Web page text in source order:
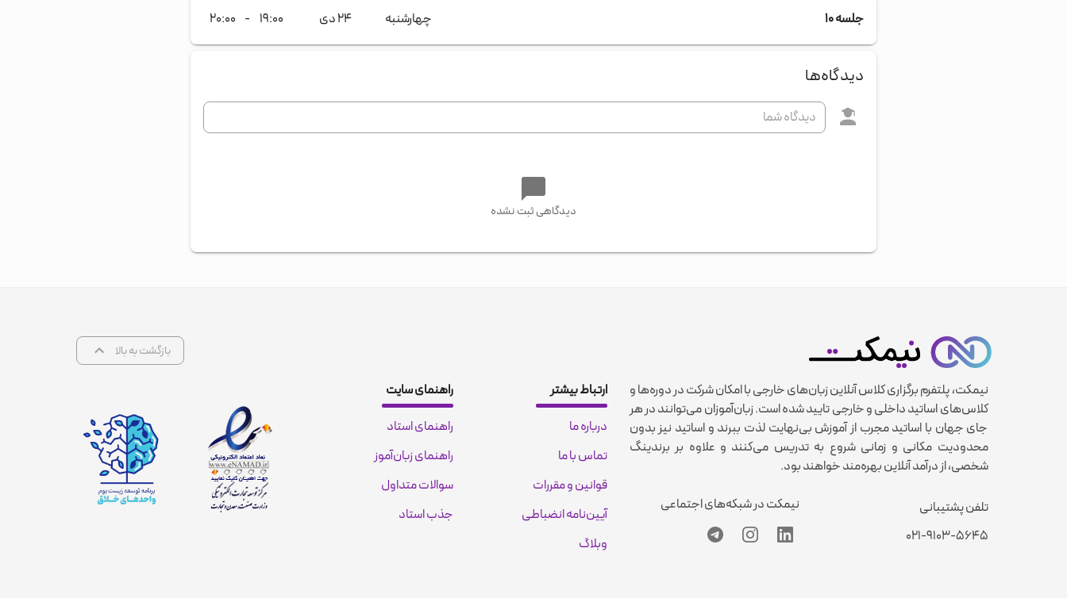
جلسه ۱۰ چهارشنبه ۲۴ دی ۱۹:۰۰ - ۲۰:۰۰
دیدگاه‌ها
دیدگاهی ثبت نشده
بازگشت به بالا
نیمکت، پلتفرم برگزاری کلاس آنلاین زبان‌های خارجی با امکان شرکت در دوره‌ها و
کلاس‌های اساتید داخلی و خارجی تایید شده است. زبان‌آموزان می‌توانند در هر
جای جهان با اساتید مجرب از آموزش بی‌نهایت لذت ببرند و اساتید نیز بدون
محدودیت مکانی و زمانی شروع به تدریس می‌کنند و علاوه بر برندینگ
شخصی، از درآمد آنلاین بهره‌مند خواهند بود.
تلفن پشتیبانی
۰۲۱-۹۱۰۳-۵۶۴۵
نیمکت در شبکه‌های اجتماعی
ارتباط بیشتر
درباره ما
تماس با ما
قوانین و مقررات
آیین‌نامه انضباطی
وبلاگ
راهنمای سایت
راهنمای استاد
راهنمای زبان‌آموز
سوالات متداول
جذب استاد